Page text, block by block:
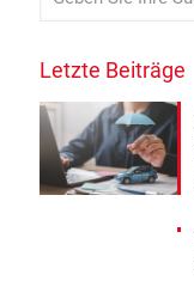
Letzte Beiträge